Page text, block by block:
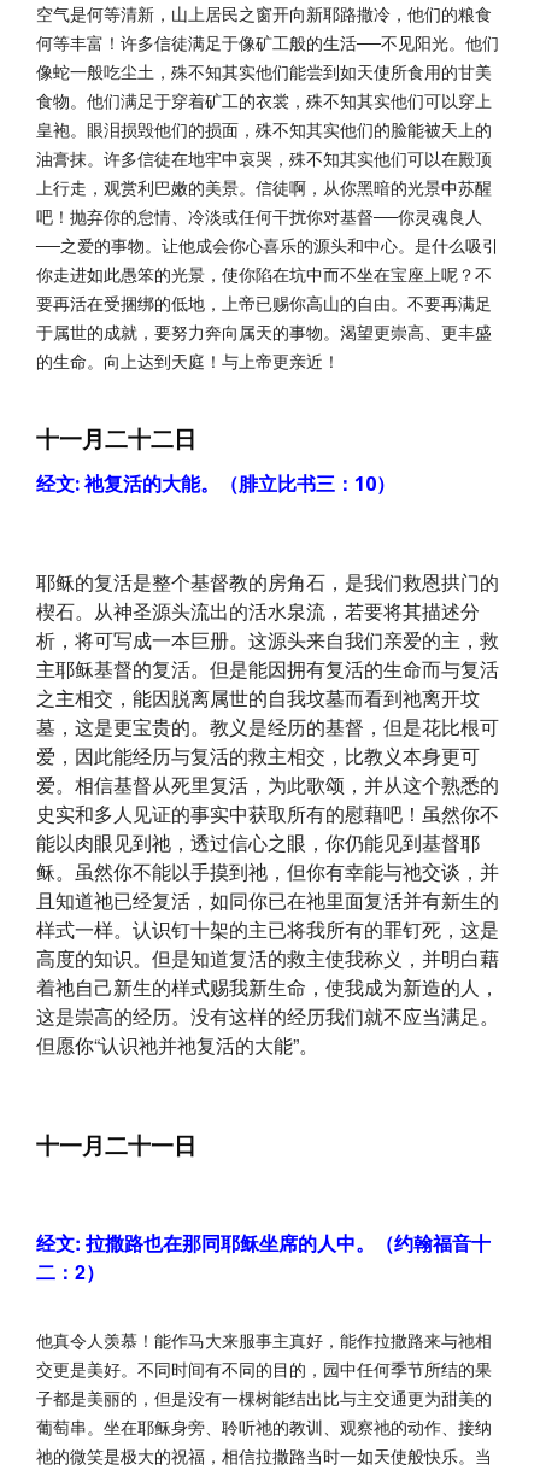
空气是何等清新，山上居民之窗开向新耶路撒冷，他们的粮食
何等丰富！许多信徒满足于像矿工般的生活──不见阳光。他们
像蛇一般吃尘土，殊不知其实他们能尝到如天使所食用的甘美
食物。他们满足于穿着矿工的衣裳，殊不知其实他们可以穿上
皇袍。眼泪损毁他们的损面，殊不知其实他们的脸能被天上的
油膏抹。许多信徒在地牢中哀哭，殊不知其实他们可以在殿顶
上行走，观赏利巴嫩的美景。信徒啊，从你黑暗的光景中苏醒
吧！抛弃你的怠情、冷淡或任何干扰你对基督──你灵魂良人
──之爱的事物。让他成会你心喜乐的源头和中心。是什么吸引
你走进如此愚笨的光景，使你陷在坑中而不坐在宝座上呢？不
要再活在受捆绑的低地，上帝已赐你高山的自由。不要再满足
于属世的成就，要努力奔向属天的事物。渴望更崇高、更丰盛
的生命。向上达到天庭！与上帝更亲近！
十一月二十二日
经文: 祂复活的大能。（腓立比书三：10）
耶稣的复活是整个基督教的房角石，是我们救恩拱门的
楔石。从神圣源头流出的活水泉流，若要将其描述分
析，将可写成一本巨册。这源头来自我们亲爱的主，救
主耶稣基督的复活。但是能因拥有复活的生命而与复活
之主相交，能因脱离属世的自我坟墓而看到祂离开坟
墓，这是更宝贵的。教义是经历的基督，但是花比根可
爱，因此能经历与复活的救主相交，比教义本身更可
爱。相信基督从死里复活，为此歌颂，并从这个熟悉的
史实和多人见证的事实中获取所有的慰藉吧！虽然你不
能以肉眼见到祂，透过信心之眼，你仍能见到基督耶
稣。虽然你不能以手摸到祂，但你有幸能与祂交谈，并
且知道祂已经复活，如同你已在祂里面复活并有新生的
样式一样。认识钉十架的主已将我所有的罪钉死，这是
高度的知识。但是知道复活的救主使我称义，并明白藉
着祂自己新生的样式赐我新生命，使我成为新造的人，
这是崇高的经历。没有这样的经历我们就不应当满足。
但愿你“认识祂并祂复活的大能”。
十一月二十一日
经文: 拉撒路也在那同耶稣坐席的人中。（约翰福音十
二：2）
他真令人羡慕！能作马大来服事主真好，能作拉撒路来与祂相
交更是美好。不同时间有不同的目的，园中任何季节所结的果
子都是美丽的，但是没有一棵树能结出比与主交通更为甜美的
葡萄串。坐在耶稣身旁、聆听祂的教训、观察祂的动作、接纳
祂的微笑是极大的祝福，相信拉撒路当时一如天使般快乐。当